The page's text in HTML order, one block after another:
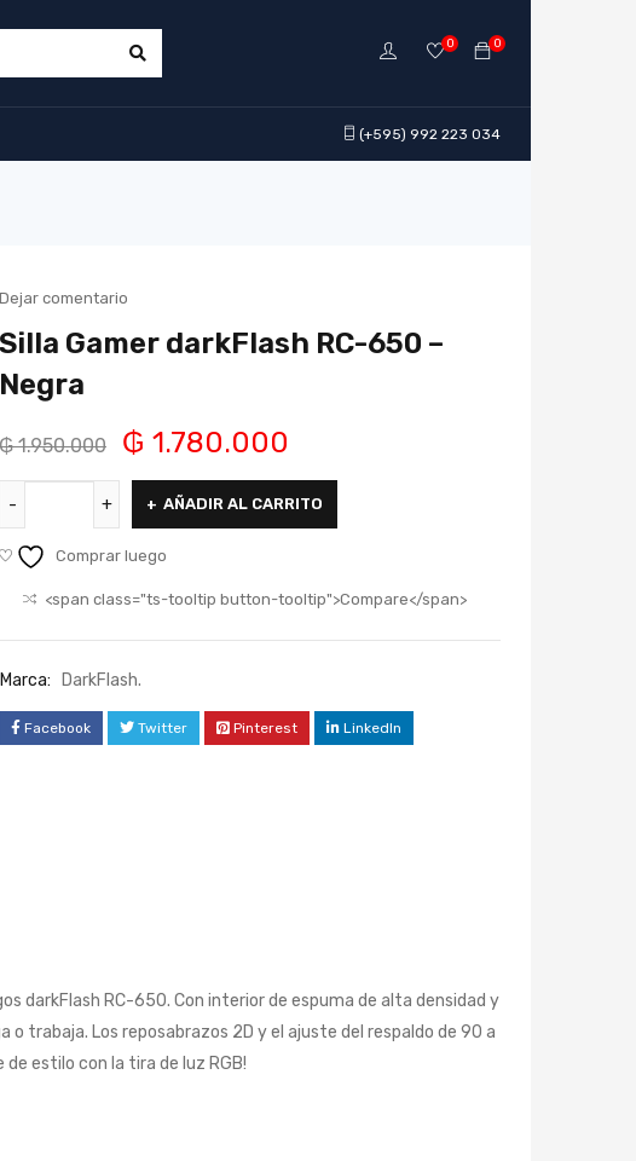
0
0
(+595) 992 223 034
Dejar comentario
Silla Gamer darkFlash RC-650 –
Negra
₲1.950.000 ₲ 1.780.000
AÑADIR AL CARRITO
Comprar luego
<span class="ts-tooltip button-tooltip">Compare</span>
Marca: DarkFlash.
Facebook Twitter Pinterest LinkedIn
darkFlash RC-650. Con interior de espuma de alta densidad y
trabaja. Los reposabrazos 2D y el ajuste del respaldo de 90 a
estilo con la tira de luz RGB!